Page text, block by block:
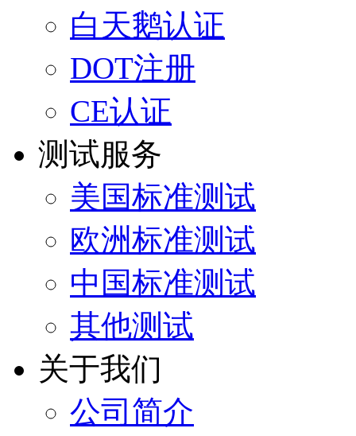
白天鹅认证
DOT注册
CE认证
测试服务
美国标准测试
欧洲标准测试
中国标准测试
其他测试
关于我们
公司简介